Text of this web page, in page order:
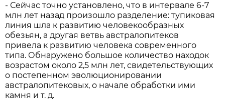
- Сейчас точно установлено, что в интервале 6-7
млн лет назад произошло разделение: тупиковая
линия шла к развитию человекообразных
обезьян, а другая ветвь австралопитеков
привела к развитию человека современного
типа. Обнаружено большое количество находок
возрастом около 2,5 млн лет, свидетельствующих
о постепенном эволюционировании
австралопитековых, о начале обработки ими
камня и т. д.